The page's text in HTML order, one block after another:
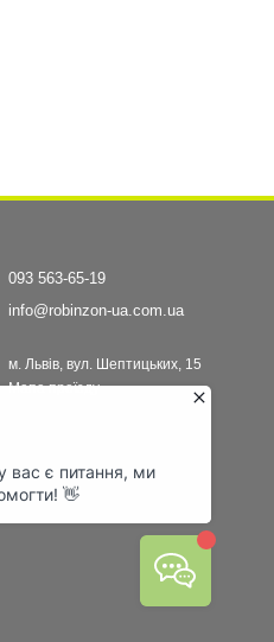
093 563-65-19
info@robinzon-ua.com.ua
м. Львів, вул. Шептицьких, 15
Мапа проїзду